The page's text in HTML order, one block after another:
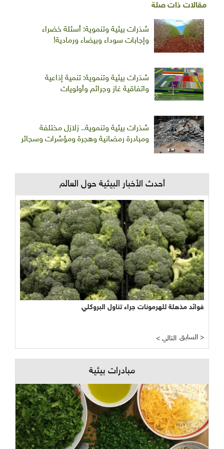
مقالات ذات صلة
شذرات بيئية وتنموية: أسئلة خضراء
وإجابات سوداء وبيضاء ورمادية!
شذرات بيئية وتنموية: تنمية إذاعية
واتفاقية غاز وجرائم وأولويات
شذرات بيئية وتنموية.. زلازل مختلفة
ومبادرة رمضانية وهجرة ومؤشرات وسجائر
أحدث الأخبار البيئية حول العالم
فوائد مذهلة للهرمونات جراء تناول البروكلي
نجاح مبشر وواعد لتجربة الأراضي الرطبة المصطنعة في معالجة
< التالي السابق >
مبادرات بيئية